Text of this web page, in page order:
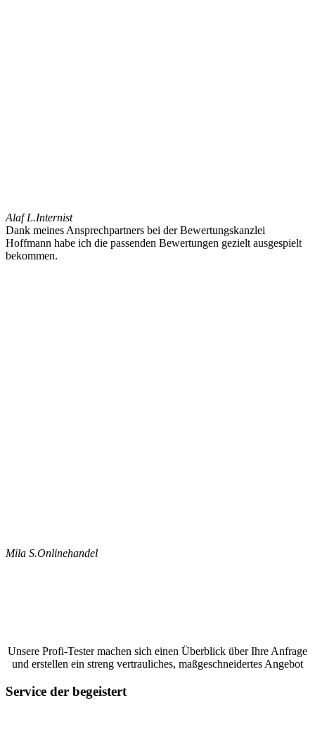
Alaf L.Internist
Dank meines Ansprechpartners bei der Bewertungskanzlei
Hoffmann habe ich die passenden Bewertungen gezielt ausgespielt
bekommen.
Mila S.Onlinehandel
Unsere Profi-Tester machen sich einen Überblick über Ihre Anfrage
und erstellen ein streng vertrauliches, maßgeschneidertes Angebot
Service der begeistert